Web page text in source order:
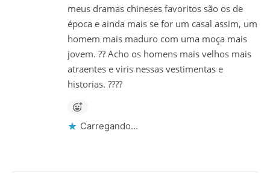
meus dramas chineses favoritos são os de
época e ainda mais se for um casal assim, um
homem mais maduro com uma moça mais
jovem. ?? Acho os homens mais velhos mais
atraentes e viris nessas vestimentas e
historias. ????
Carregando...